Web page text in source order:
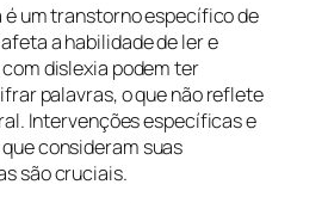
é um transtorno específico de
a habilidade de ler e
dislexia podem ter
palavras, o que não reflete
Intervenções específicas e
consideram suas
são cruciais.